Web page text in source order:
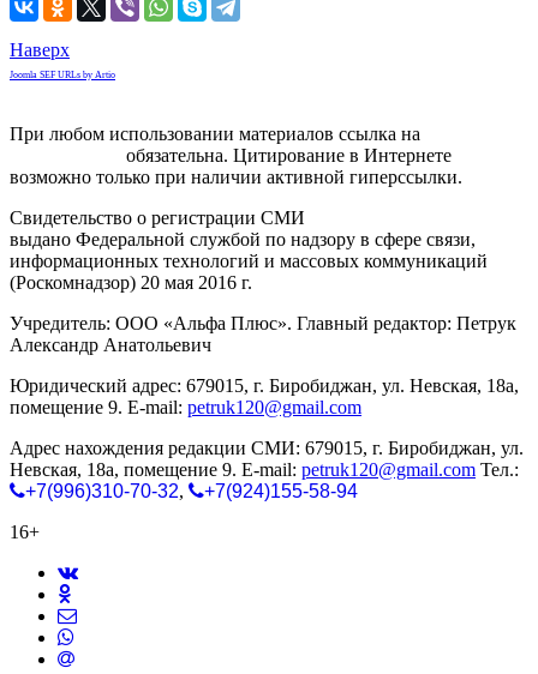
Наверх
Joomla SEF URLs by Artio
При любом использовании материалов ссылка на
обязательна. Цитирование в Интернете
возможно только при наличии активной гиперссылки.
Свидетельство о регистрации СМИ
выдано Федеральной службой по надзору в сфере связи,
информационных технологий и массовых коммуникаций
(Роскомнадзор) 20 мая 2016 г.
Учредитель: ООО «Альфа Плюс». Главный редактор: Петрук
Александр Анатольевич
Юридический адрес: 679015, г. Биробиджан, ул. Невская, 18а,
помещение 9. E-mail: petruk120@gmail.com
Адрес нахождения редакции СМИ: 679015, г. Биробиджан, ул.
Невская, 18а, помещение 9. E-mail: petruk120@gmail.com Тел.:
+7(996)310-70-32,
+7(924)155-58-94
16+